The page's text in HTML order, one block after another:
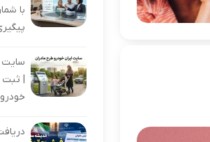
با
سایت
| ثبت